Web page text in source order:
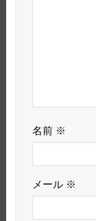
名前 ※
メール ※